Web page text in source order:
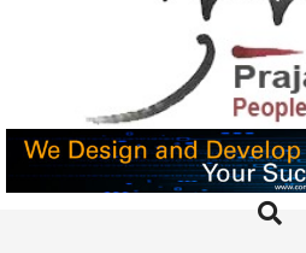
PRAJA.LK
Search